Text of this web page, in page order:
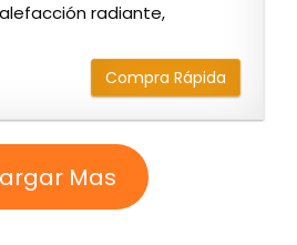
radiante,
Compra Rápida
Mas